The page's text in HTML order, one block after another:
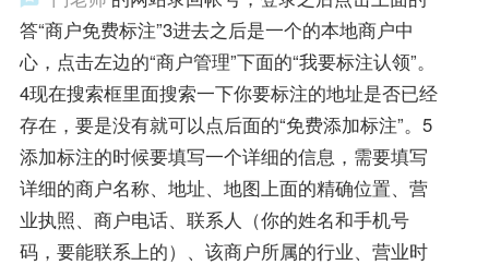
答“商户免费标注”3进去之后是一个的本地商户中
心，点击左边的“商户管理”下面的“我要标注认领”。
4现在搜索框里面搜索一下你要标注的地址是否已经
存在，要是没有就可以点后面的“免费添加标注”。5
添加标注的时候要填写一个详细的信息，需要填写
详细的商户名称、地址、地图上面的精确位置、营
业执照、商户电话、联系人（你的姓名和手机号
码，要能联系上的）、该商户所属的行业、营业时